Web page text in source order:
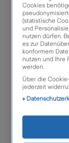
bringen,
Waren
die
bleibt.
Preise.
und
Cookies
(statistische
und
nutzen dürfen.
es zur
konformem
nutzen und Ihre
werden.
Über die
jederzeit